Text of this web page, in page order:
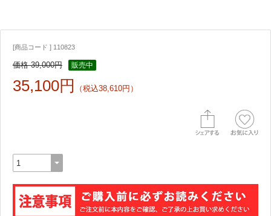
[商品コード ] 110823
価格 39,000円 販売中
35,100円 （税込38,610円）